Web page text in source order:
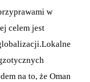
w
celem jest
na to, że Oman